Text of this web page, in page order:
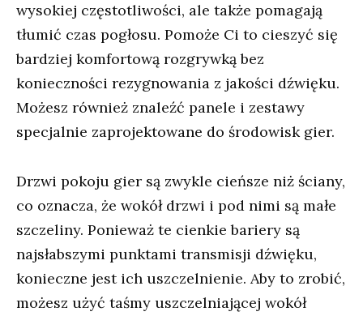
wysokiej częstotliwości, ale także pomagają
tłumić czas pogłosu. Pomoże Ci to cieszyć się
bardziej komfortową rozgrywką bez
konieczności rezygnowania z jakości dźwięku.
Możesz również znaleźć panele i zestawy
specjalnie zaprojektowane do środowisk gier.
Drzwi pokoju gier są zwykle cieńsze niż ściany,
co oznacza, że ​​wokół drzwi i pod nimi są małe
szczeliny. Ponieważ te cienkie bariery są
najsłabszymi punktami transmisji dźwięku,
konieczne jest ich uszczelnienie. Aby to zrobić,
możesz użyć taśmy uszczelniającej wokół